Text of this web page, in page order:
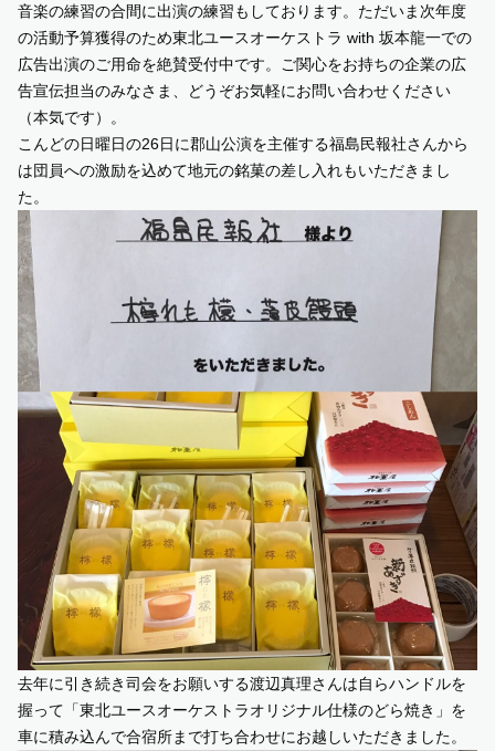
音楽の練習の合間に出演の練習もしております。ただいま次年度
の活動予算獲得のため東北ユースオーケストラ with 坂本龍一での
広告出演のご用命を絶賛受付中です。ご関心をお持ちの企業の広
告宣伝担当のみなさま、どうぞお気軽にお問い合わせください
（本気です）。
こんどの日曜日の26日に郡山公演を主催する福島民報社さんから
は団員への激励を込めて地元の銘菓の差し入れもいただきまし
た。
去年に引き続き司会をお願いする渡辺真理さんは自らハンドルを
握って「東北ユースオーケストラオリジナル仕様のどら焼き」を
車に積み込んで合宿所まで打ち合わせにお越しいただきました。